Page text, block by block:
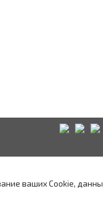
ваших Cookie,